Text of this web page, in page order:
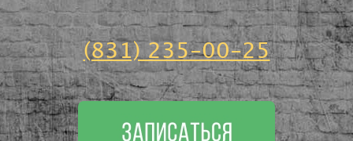
(831) 235-00-25